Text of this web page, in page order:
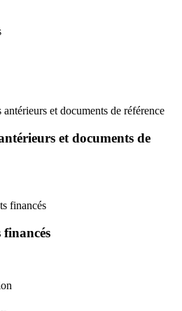
et documents de référence
et documents de
financés